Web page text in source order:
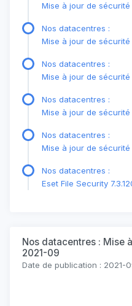
Mise à jour de
Nos datacentres :
Mise à jour de
Nos datacentres :
Mise à jour de
Nos datacentres :
Mise à jour de
Nos datacentres :
Mise à jour de
Nos datacentres :
Eset File Security
Nos datacentres : Mise
2021-09
Date de publication : 2021-